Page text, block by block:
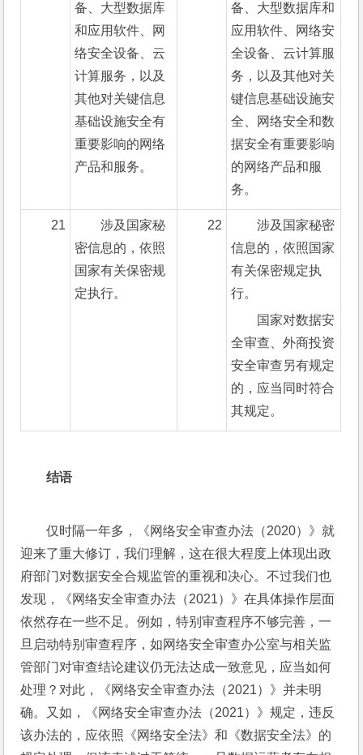
备、大型数据库
和应用软件、网
络安全设备、云
计算服务，以及
其他对关键信息
基础设施安全有
重要影响的网络
产品和服务。
备、大型数据库和
应用软件、网络安
全设备、云计算服
务，以及其他对关
键信息基础设施安
全、网络安全和数
据安全有重要影响
的网络产品和服
务。
21
涉及国家秘
密信息的，依照
国家有关保密规
定执行。
22
涉及国家秘密
信息的，依照国家
有关保密规定执
行。
国家对数据安
全审查、外商投资
安全审查另有规定
的，应当同时符合
其规定。
结语
仅时隔一年多，《网络安全审查办法（2020）》就
迎来了重大修订，我们理解，这在很大程度上体现出政
府部门对数据安全合规监管的重视和决心。不过我们也
发现，《网络安全审查办法（2021）》在具体操作层面
依然存在一些不足。例如，特别审查程序不够完善，一
旦启动特别审查程序，如网络安全审查办公室与相关监
管部门对审查结论建议仍无法达成一致意见，应当如何
处理？对此，《网络安全审查办法（2021）》并未明
确。又如，《网络安全审查办法（2021）》规定，违反
该办法的，应依照《网络安全法》和《数据安全法》的